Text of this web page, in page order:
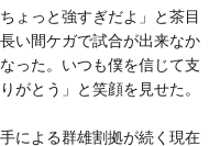
ょっと強すぎだよ」と茶目
い間ケガで試合が出来なか
った。いつも僕を信じて支
がとう」と笑顔を見せた。
による群雄割拠が続く現在